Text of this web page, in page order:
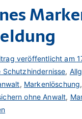
veröffentlicht am
Schutzhindernisse,
, Markenlöschung,
ohne Anwalt,